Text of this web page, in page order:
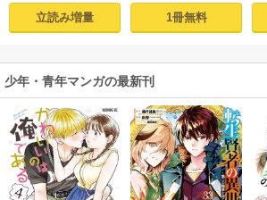
立読み増量
た俺が、100の異世
界で2周目無双【電
仁森島司
1冊無料
少年・青年マンガの最新刊